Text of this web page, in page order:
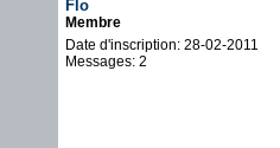
Flo
Membre
Date d'inscription: 28-02-2011
Messages: 2